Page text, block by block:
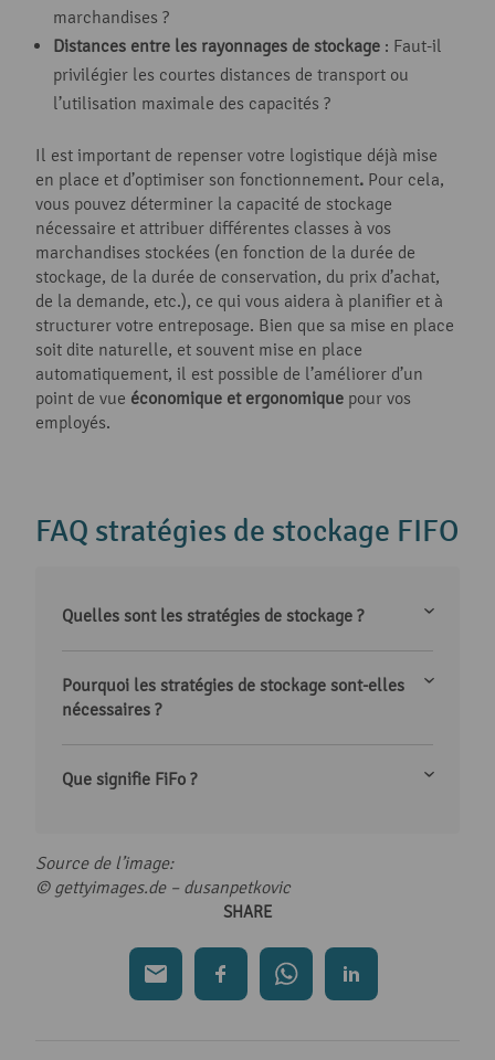
marchandises ?
Distances entre les rayonnages de stockage : Faut-il
privilégier les courtes distances de transport ou
l’utilisation maximale des capacités ?
Il est important de repenser votre logistique déjà mise
en place et d’optimiser son fonctionnement. Pour cela,
vous pouvez déterminer la capacité de stockage
nécessaire et attribuer différentes classes à vos
marchandises stockées (en fonction de la durée de
stockage, de la durée de conservation, du prix d’achat,
de la demande, etc.), ce qui vous aidera à planifier et à
structurer votre entreposage. Bien que sa mise en place
soit dite naturelle, et souvent mise en place
automatiquement, il est possible de l’améliorer d’un
point de vue économique et ergonomique pour vos
employés.
FAQ stratégies de stockage FIFO
Quelles sont les stratégies de stockage ?
Pourquoi les stratégies de stockage sont-elles
nécessaires ?
Que signifie FiFo ?
Source de l’image:
© gettyimages.de – dusanpetkovic
SHARE